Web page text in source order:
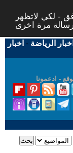
- لكي لاتظهر
اخبار الرياضة - اخبار
- ادعمونا